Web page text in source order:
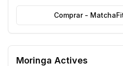
convertido en un éxito universal
Comprar-
100% Natural Sin Gluten
Moringa Actives